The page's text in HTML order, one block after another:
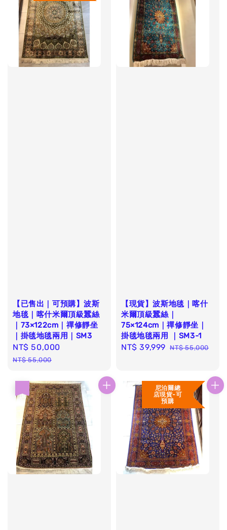
【已售出｜可預購】波斯
地毯｜喀什米爾頂級蠶絲
｜73×122cm｜禪修靜坐
｜掛毯地毯兩用｜SM3
Sale
price
NT$ 50,000
NT$ 55,000
【現貨】波斯地毯｜喀什
米爾頂級蠶絲｜
75×124cm｜禪修靜坐｜
掛毯地毯兩用 ｜SM3-1
Sale
NT$ 39,999 Regular
NT$ 55,000
尼泊爾總
店現貨-可
預購